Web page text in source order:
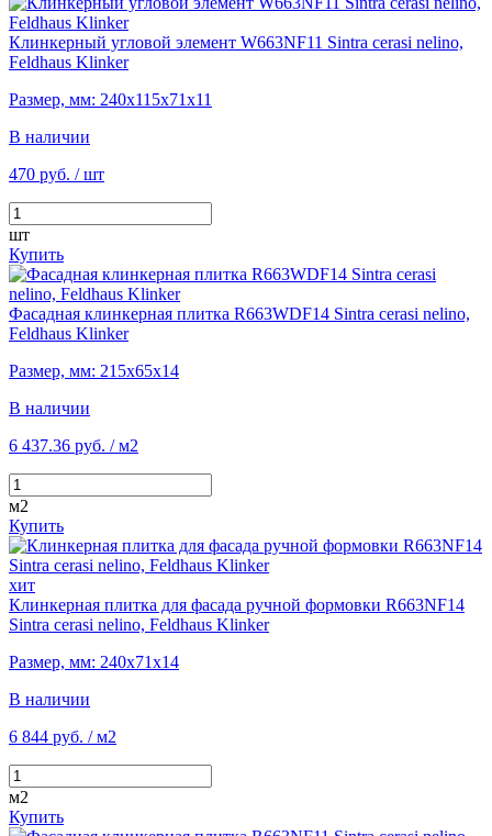
Клинкерный угловой элемент W663NF11 Sintra cerasi nelino,
Feldhaus Klinker
Размер, мм: 240х115х71х11
В наличии
470 руб. / шт
шт
Купить
Фасадная клинкерная плитка R663WDF14 Sintra cerasi nelino,
Feldhaus Klinker
Размер, мм: 215х65х14
В наличии
6 437.36 руб. / м2
м2
Купить
хит
Клинкерная плитка для фасада ручной формовки R663NF14
Sintra cerasi nelino, Feldhaus Klinker
Размер, мм: 240х71х14
В наличии
6 844 руб. / м2
м2
Купить